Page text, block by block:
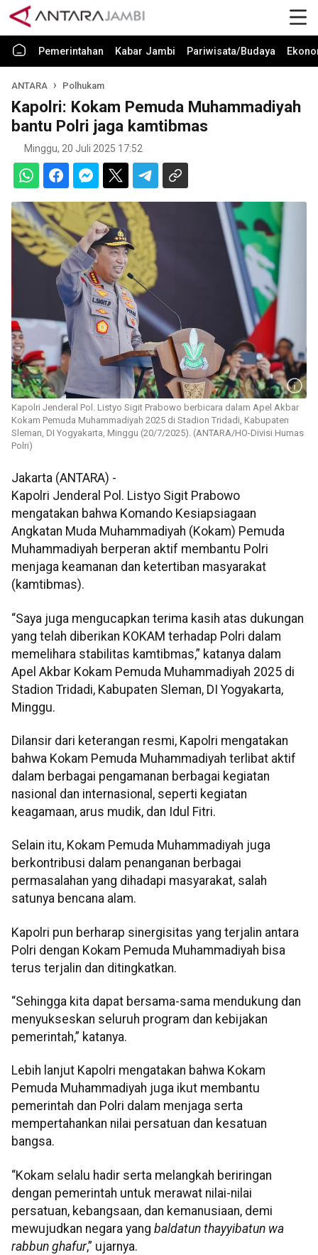
Pemerintahan Kabar Jambi Pariwisata/Budaya
ANTARA Polhukam
Kapolri: Kokam Pemuda Muhammadiyah
bantu Polri jaga kamtibmas
Minggu, 20 Juli 2025 17:52
Kapolri Jenderal Pol. Listyo Sigit Prabowo berbicara dalam Apel Akbar
Kokam Pemuda Muhammadiyah 2025 di Stadion Tridadi, Kabupaten
Sleman, DI Yogyakarta, Minggu (20/7/2025). (ANTARA/HO-Divisi Humas
Polri)
Jakarta (ANTARA) -
Kapolri Jenderal Pol. Listyo Sigit Prabowo
mengatakan bahwa Komando Kesiapsiagaan
Angkatan Muda Muhammadiyah (Kokam) Pemuda
Muhammadiyah berperan aktif membantu Polri
menjaga keamanan dan ketertiban masyarakat
(kamtibmas).
“Saya juga mengucapkan terima kasih atas dukungan
yang telah diberikan KOKAM terhadap Polri dalam
memelihara stabilitas kamtibmas,” katanya dalam
Apel Akbar Kokam Pemuda Muhammadiyah 2025 di
Stadion Tridadi, Kabupaten Sleman, DI Yogyakarta,
Minggu.
Dilansir dari keterangan resmi, Kapolri mengatakan
bahwa Kokam Pemuda Muhammadiyah terlibat aktif
dalam berbagai pengamanan berbagai kegiatan
nasional dan internasional, seperti kegiatan
keagamaan, arus mudik, dan Idul Fitri.
Selain itu, Kokam Pemuda Muhammadiyah juga
berkontribusi dalam penanganan berbagai
permasalahan yang dihadapi masyarakat, salah
satunya bencana alam.
Kapolri pun berharap sinergisitas yang terjalin antara
Polri dengan Kokam Pemuda Muhammadiyah bisa
terus terjalin dan ditingkatkan.
“Sehingga kita dapat bersama-sama mendukung dan
menyukseskan seluruh program dan kebijakan
pemerintah,” katanya.
Lebih lanjut Kapolri mengatakan bahwa Kokam
Pemuda Muhammadiyah juga ikut membantu
pemerintah dan Polri dalam menjaga serta
mempertahankan nilai persatuan dan kesatuan
bangsa.
“Kokam selalu hadir serta melangkah beriringan
dengan pemerintah untuk merawat nilai-nilai
persatuan, kebangsaan, dan kemanusiaan, demi
mewujudkan negara yang baldatun thayyibatun wa
rabbun ghafur,” ujarnya.